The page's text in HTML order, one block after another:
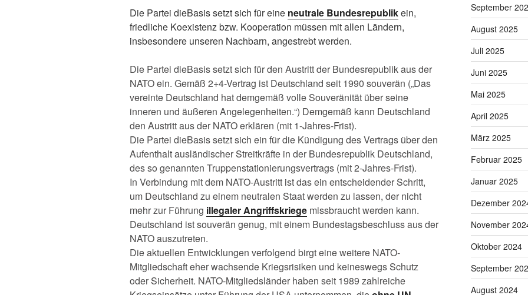
Die Partei dieBasis setzt sich für eine neutrale Bundesrepublikein,
friedliche Koexistenz bzw. Kooperation müssen mit allen Ländern,
insbesondere unseren Nachbarn, angestrebt werden.
Die Partei dieBasis setzt sich für den Austritt der Bundesrepublik aus der
NATO ein. Gemäß 2+4-Vertrag ist Deutschland seit 1990 souverän („Das
vereinte Deutschland hat demgemäß volle Souveränität über seine
inneren und äußeren Angelegenheiten.“) Demgemäß kann Deutschland
den Austritt aus der NATO erklären (mit 1-Jahres-Frist).
Die Partei dieBasis setzt sich ein für die Kündigung des Vertrags über den
Aufenthalt ausländischer Streitkräfte in der Bundesrepublik Deutschland,
des so genannten Truppenstationierungsvertrags (mit 2-Jahres-Frist).
In Verbindung mit dem NATO-Austritt ist das ein entscheidender Schritt,
um Deutschland zu einem neutralen Staat werden zu lassen, der nicht
mehr zur Führung illegaler Angriffskriege missbraucht werden kann.
Deutschland ist souverän genug, mit einem Bundestagsbeschluss aus der
NATO auszutreten.
Die aktuellen Entwicklungen verfolgend birgt eine weitere NATO-
Mitgliedschaft eher wachsende Kriegsrisiken und keineswegs Schutz
oder Sicherheit. NATO-Mitgliedsländer haben seit 1989 zahlreiche
September
August 2025
Juli 2025
Juni 2025
Mai 2025
April 2025
März 2025
Februar 2025
Januar 2025
Dezember
November
Oktober 2024
September
August 2024